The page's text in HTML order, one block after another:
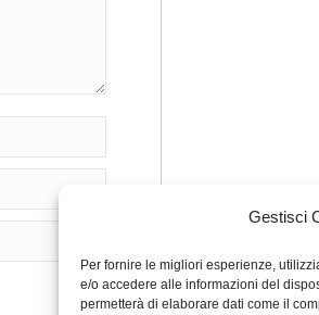
Gestisci
Per fornire le migliori esperienze,
e/o accedere alle informazioni del
permetterà di elaborare dati come il